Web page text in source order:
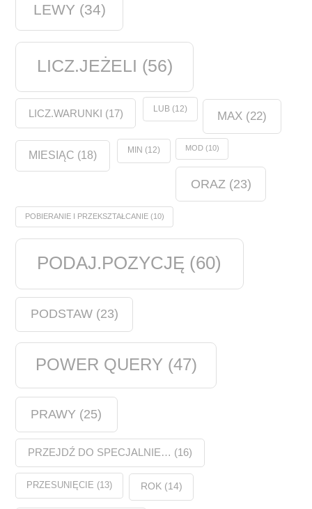
LEWY (34)
LICZ.JEŻELI (56)
LICZ.WARUNKI (17) LUB(12)
MAX(22)
MIESIĄC (18) MIN (12) MOD(10)
ORAZ (23)
POBIERANIE I PRZEKSZTAŁCANIE(10)
PODAJ.POZYCJĘ (60)
PODSTAW(23)
POWER QUERY (47)
PRAWY (25)
PRZEJDŹ DO SPECJALNIE… (16)
PRZESUNIĘCIE (13) ROK(14)